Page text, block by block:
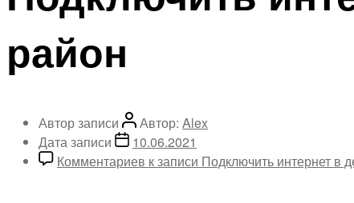
район
Автор записи Автор: Alex
Дата записи
10.06.2021
Комментариев к записи Подключить интернет в